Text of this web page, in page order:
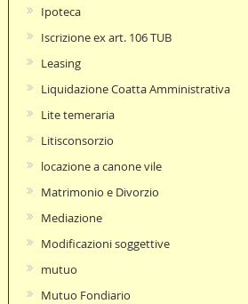
Ipoteca
Iscrizione ex art. 106 TUB
Leasing
Liquidazione Coatta Amministrativa
Lite temeraria
Litisconsorzio
locazione a canone vile
Matrimonio e Divorzio
Mediazione
Modificazioni soggettive
mutuo
Mutuo Fondiario